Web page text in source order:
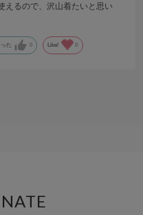
えるので、沢山着たいと思い
た 0 Like! 0